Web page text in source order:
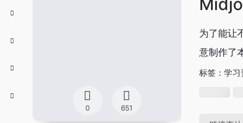
0 651
为了能让
意制作了
标签： 学习